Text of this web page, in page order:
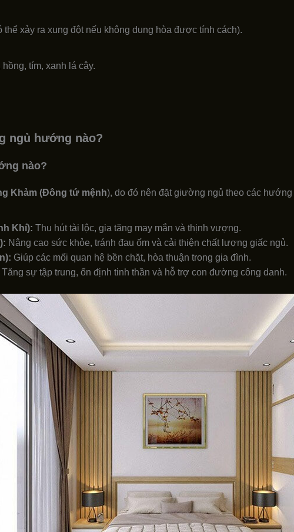
xảy ra xung đột nếu không dung hòa được tính cách).
tím, xanh lá cây.
ngủ hướng nào?
nào?
Khảm (Đông tứ mệnh), do đó nên đặt giường ngủ theo các
Khí): Thu hút tài lộc, gia tăng may mắn và thịnh vượng.
Nâng cao sức khỏe, tránh đau ốm và cải thiện chất lượng giấc ngủ.
Giúp các mối quan hệ bền chặt, hòa thuận trong gia đình.
Tăng sự tập trung, ổn định tinh thần và hỗ trợ con đường công danh.